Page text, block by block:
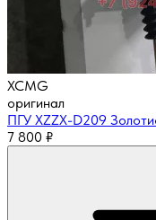
XCMG
оригинал
ПГУ XZZX-D209
7 800 ₽